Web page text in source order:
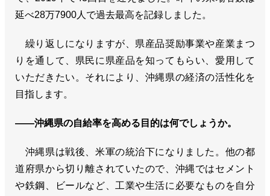
延べ28万7900人で過去最高を記録しました。
繰り返しになりますが、県産品奨励事業や産業まつ
りを通して、県民に県産品を知ってもらい、愛用して
いただきたい。それにより、沖縄県の経済の活性化を
目指します。
――沖縄県の自給率を高める目的は何でしょうか。
沖縄県は戦後、米軍の統治下になりました。他の都
道府県から切り離されていたので、沖縄ではセメント
や鉄鋼、ビールなど、工業や生活に必要なものを自分